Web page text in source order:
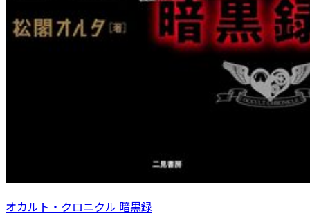
オカルト・クロニクル 暗黒録